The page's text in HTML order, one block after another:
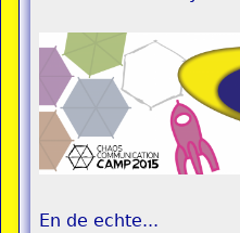
En de echte...